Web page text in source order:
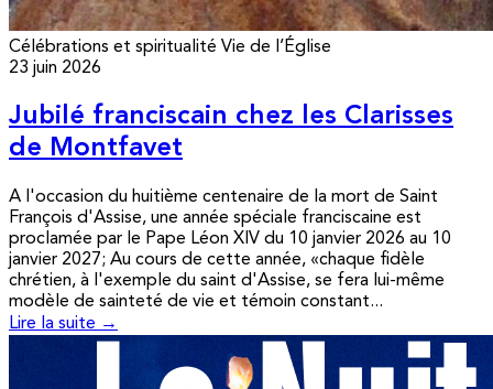
Célébrations et spiritualité Vie de l’Église
23 juin 2026
Jubilé franciscain chez les Clarisses
de Montfavet
A l'occasion du huitième centenaire de la mort de Saint
François d'Assise, une année spéciale franciscaine est
proclamée par le Pape Léon XIV du 10 janvier 2026 au 10
janvier 2027; Au cours de cette année, «chaque fidèle
chrétien, à l'exemple du saint d'Assise, se fera lui-même
modèle de sainteté de vie et témoin constant...
Lire la suite →